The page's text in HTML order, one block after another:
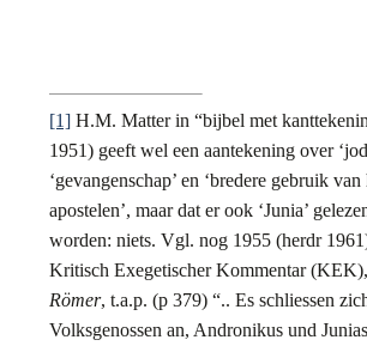
[1]H.M. Matter in “bijbel met
1951) geeft wel een aantekening over
‘gevangenschap’ en ‘bredere gebruik
apostelen’, maar dat er ook ‘Junia’
worden: niets. Vgl. nog 1955 (herdr
Kritisch Exegetischer Kommentar (KEK),
Römer, t.a.p. (p 379) “.. Es schliessen
Volksgenossen an, Andronikus und